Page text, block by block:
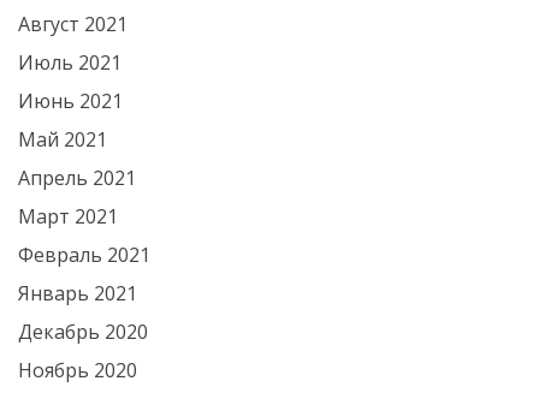
Август 2021
Июль 2021
Июнь 2021
Май 2021
Апрель 2021
Март 2021
Февраль 2021
Январь 2021
Декабрь 2020
Ноябрь 2020